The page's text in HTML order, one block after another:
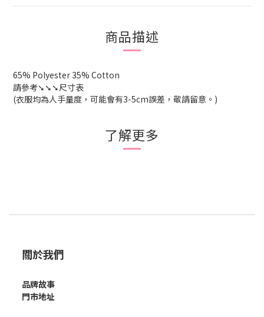
商品描述
65% Polyester 35% Cotton
請參考➘➘➘尺寸表
(衣服均為人手量度，可能會有3-5cm誤差，敬請留意。 )
了解更多
關於我們
品牌故事
門市地址